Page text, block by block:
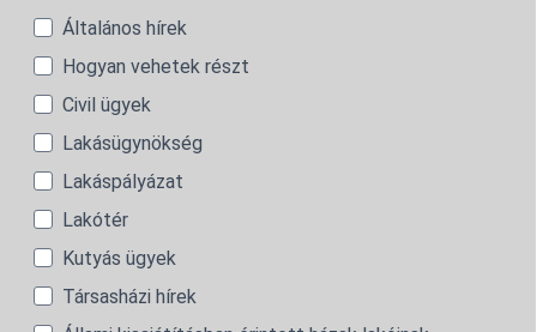
Általános hírek
Hogyan vehetek részt
Civil ügyek
Lakásügynökség
Lakáspályázat
Lakótér
Kutyás ügyek
Társasházi hírek